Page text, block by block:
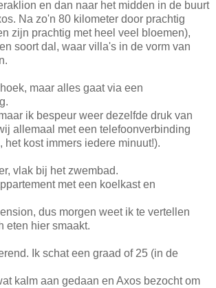
en dan naar het midden in de buurt
Na zo'n 80 kilometer door prachtig
zijn prachtig met heel veel bloemen),
soort dal, waar villa's in de vorm van
maar alles gaat via een
ik bespeur weer dezelfde druk van
allemaal met een telefoonverbinding
het kost immers iedere minuut!).
vlak bij het zwembad.
met een koelkast en
dus morgen weet ik te vertellen
eten hier smaakt.
Ik schat een graad of 25 (in de
kalm aan gedaan en Axos bezocht om